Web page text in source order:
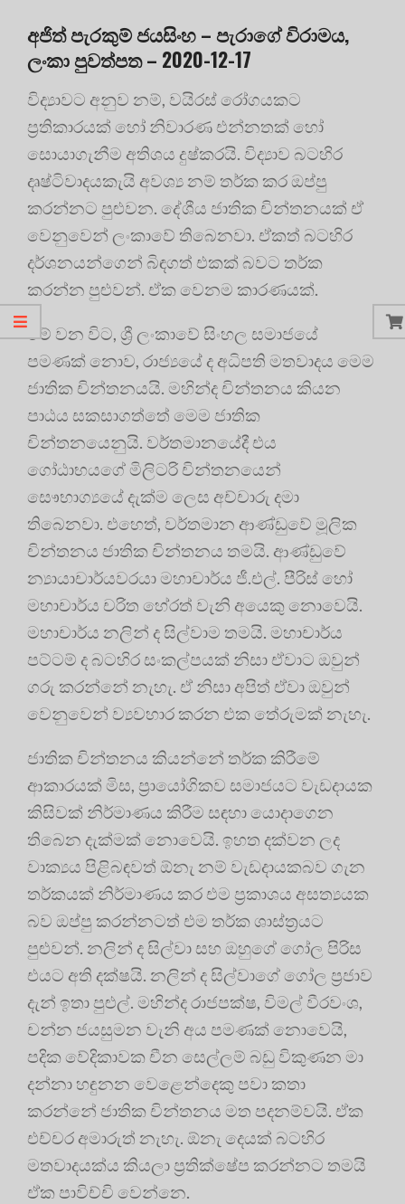
අජිත් පැරකුම් ජයසිංහ – පැරාගේ විරාමය,
ලංකා පුවත්පත – 2020-12-17
විද්‍යාවට අනුව නම්, වයිරස් රෝගයකට
ප්‍රතිකාරයක් හෝ නිවාරණ එන්නතක් හෝ
සොයාගැනීම අතිශය දුෂ්කරයි. විද්‍යාව බටහිර
දෘෂ්ටිවාදයකැයි අවශ්‍ය නම් තර්ක කර ඔප්පු
කරන්නට පුළුවන. දේශීය ජාතික චින්තනයක් ඒ
වෙනුවෙන් ලංකාවේ තිබෙනවා. ඒකත් බටහිර
දර්ශනයන්ගෙන් බිඳගත් එකක් බවට තර්ක
කරන්න පුළුවන්. ඒක වෙනම කාරණයක්.
මේ වන විට, ශ්‍රී ලංකාවේ සිංහල සමාජයේ
පමණක් නොව, රාජ්‍යයේ ද අධිපති මතවාදය මෙම
ජාතික චින්තනයයි. මහින්ද චින්තනය කියන
පාඨය සකසාගත්තේ මෙම ජාතික
චින්තනයෙනුයි. වර්තමානයේදී එය
ගෝඨාභයගේ මිලිටරි චින්තනයෙන්
සෞභාග්‍යයේ දැක්ම ලෙස අච්චාරු දමා
තිබෙනවා. එහෙත්, වර්තමාන ආණ්ඩුවේ මූලික
චින්තනය ජාතික චින්තනය තමයි. ආණ්ඩුවේ
න්‍යායාචාර්යවරයා මහාචාර්ය ජී.එල්. පීරිස් හෝ
මහාචාර්ය චරිත හේරත් වැනි අයෙකු නොවෙයි.
මහාචාර්ය නලින් ද සිල්වාම තමයි. මහාචාර්ය
පට්ටම් ද බටහිර සංකල්පයක් නිසා ඒවාට ඔවුන්
ගරු කරන්නේ නැහැ. ඒ නිසා අපිත් ඒවා ඔවුන්
වෙනුවෙන් ව්‍යවහාර කරන එක තේරුමක් නැහැ.
ජාතික චින්තනය කියන්නේ තර්ක කිරීමේ
ආකාරයක් මිස, ප්‍රායෝගිකව සමාජයට වැඩදායක
කිසිවක් නිර්මාණය කිරීම සඳහා යොදාගෙන
තිබෙන දැක්මක් නොවෙයි. ඉහත දක්වන ලද
වාක්‍යය පිළිබඳවත් ඕනැ නම් වැඩදායකබව ගැන
තර්කයක් නිර්මාණය කර එම ප්‍රකාශය අසත්‍යයක
බව ඔප්පු කරන්නටත් එම තර්ක ශාස්ත්‍රයට
පුළුවන්. නලින් ද සිල්වා සහ ඔහුගේ ගෝල පිරිස
එයට අති දක්ෂයි. නලින් ද සිල්වාගේ ගෝල ප්‍රජාව
දැන් ඉතා පුළුල්. මහින්ද රාජපක්ෂ, විමල් වීරවංශ,
චන්න ජයසුමන වැනි අය පමණක් නොවෙයි,
පදික වේදිකාවක චීන සෙල්ලම් බඩු විකුණන මා
දන්නා හඳුනන වෙළෙන්දෙකු පවා කතා
කරන්නේ ජාතික චින්තනය මත පදනම්වයි. ඒක
එච්චර අමාරුත් නැහැ. ඕනැ දෙයක් බටහිර
මතවාදයක්ය කියලා ප්‍රතික්ෂේප කරන්නට තමයි
ඒක පාවිච්චි වෙන්නෙ.